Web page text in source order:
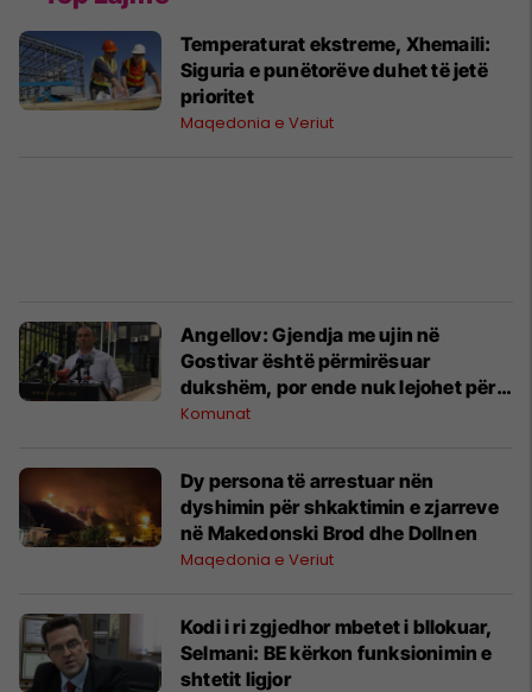
Temperaturat ekstreme, Xhemaili:
Siguria e punëtorëve duhet të jetë
prioritet
Maqedonia e Veriut
Angellov: Gjendja me ujin në
Gostivar është përmirësuar
dukshëm, por ende nuk lejohet për
pije
Komunat
Dy persona të arrestuar nën
dyshimin për shkaktimin e zjarreve
në Makedonski Brod dhe Dollnen
Maqedonia e Veriut
Kodi i ri zgjedhor mbetet i bllokuar,
Selmani: BE kërkon funksionimin e
shtetit ligjor